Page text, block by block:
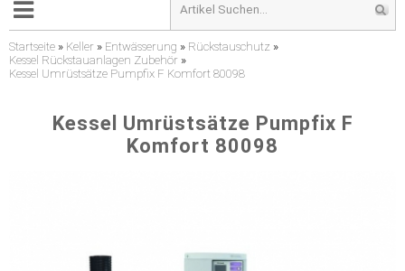
Startseite » Keller » Entwässerung » Rückstauschutz »
Kessel Rückstauanlagen Zubehör »
Kessel Umrüstsätze Pumpfix F Komfort 80098
Kessel Umrüstsätze Pumpfix F
Komfort 80098